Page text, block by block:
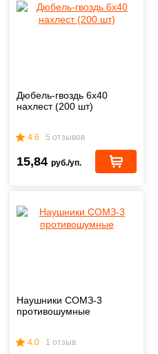
Дюбель-гвоздь 6х40
нахлест (200 шт)
4.6 5 отзывов
15,84 руб./уп.
Наушники СОМЗ-3
противошумные
4.0 1 отзыв